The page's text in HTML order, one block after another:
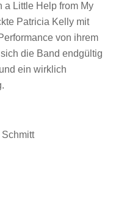
a Little Help from My
Patricia Kelly mit
von ihrem
die Band endgültig
ein wirklich